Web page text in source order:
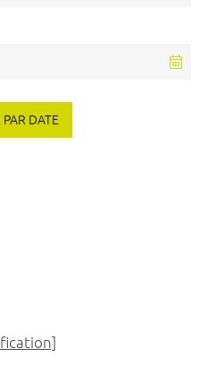
PAR DATE